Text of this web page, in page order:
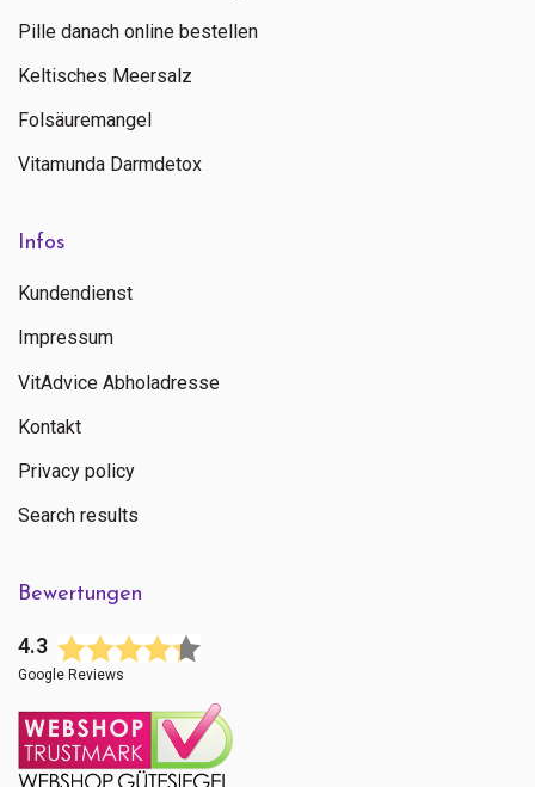
Pille danach online bestellen
Keltisches Meersalz
Folsäuremangel
Vitamunda Darmdetox
Infos
Kundendienst
Impressum
VitAdvice Abholadresse
Kontakt
Privacy policy
Search results
Bewertungen
4.3
Google Reviews